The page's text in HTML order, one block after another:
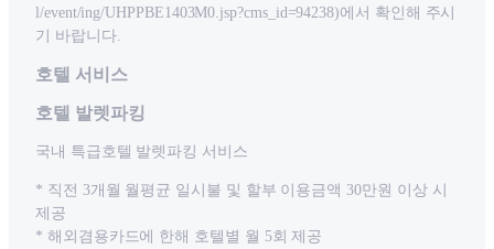
l/event/ing/UHPPBE1403M0.jsp?cms_id=94238)에서 확인해 주시
기 바랍니다.
호텔 서비스
호텔 발렛파킹
국내 특급호텔 발렛파킹 서비스
* 직전 3개월 월평균 일시불 및 할부 이용금액 30만원 이상 시
제공
* 해외겸용카드에 한해 호텔별 월 5회 제공